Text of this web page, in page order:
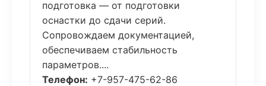
подготовка — от подготовки
оснастки до сдачи серий.
Сопровождаем документацией,
обеспечиваем стабильность
параметров....
Телефон: +7-957-475-62-86